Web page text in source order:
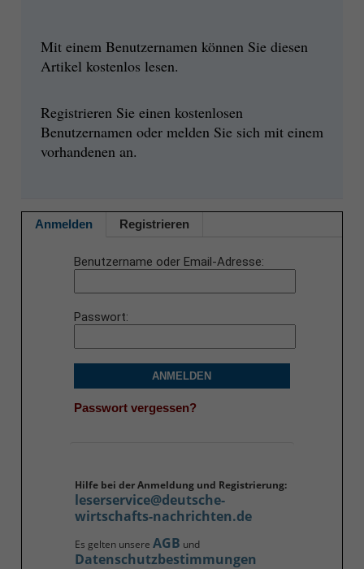
Mit einem Benutzernamen können Sie diesen
Artikel kostenlos lesen.
Registrieren Sie einen kostenlosen
Benutzernamen oder melden Sie sich mit einem
vorhandenen an.
Anmelden Registrieren
Benutzername oder Email-Adresse
Passwort
ANMELDEN
Passwort vergessen?
Hilfe bei der Anmeldung und Registrierung:
leserservice@deutsche-
wirtschafts-nachrichten.de
Es gelten unsere AGB und
Datenschutzbestimmungen